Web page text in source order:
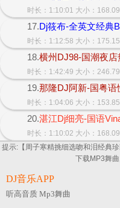
时长：1:10:01 大小：
17.Dj筱布-全英文经典
时长：1:12:58 大小：
18.横州DJ98-国潮夜
时长：1:42:49 大小：
19.那隆DJ阿新-国粤语
时长：1:04:06 大小：
20.湛江Dj细亮-国语
时长：1:10:02 大小：
提示:【周子寒精挑细选吻和泪经典
下载MP3舞曲
DJ音乐APP
听高音质 Mp3舞曲